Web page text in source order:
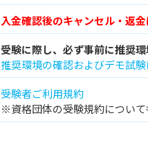
入金確認後のキャンセル・返金
受験に際し、必ず事前に推奨環
推奨環境の確認およびデモ試
受験者ご利用規約
※資格団体の受験規約について